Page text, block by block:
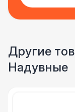
Другие
Надувные